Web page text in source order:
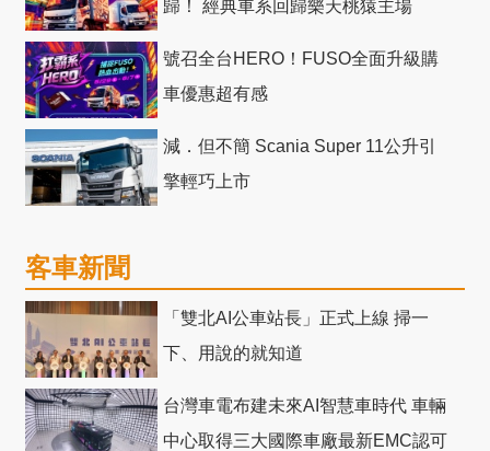
歸！ 經典車系回歸樂天桃猿主場
號召全台HERO！FUSO全面升級購
車優惠超有感
減．但不簡 Scania Super 11公升引
擎輕巧上市
客車新聞
「雙北AI公車站長」正式上線 掃一
下、用說的就知道
台灣車電布建未來AI智慧車時代 車輛
中心取得三大國際車廠最新EMC認可